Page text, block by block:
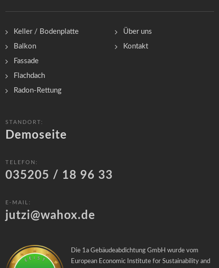
Keller / Bodenplatte
Balkon
Fassade
Flachdach
Radon-Rettung
Über uns
Kontakt
STANDORT:
Demoseite
TELEFON:
035205 / 18 96 33
E-MAIL:
jutzi@wahox.de
Die 1a Gebäudeabdichtung GmbH wurde vom
European Economic Institute for Sustainability and